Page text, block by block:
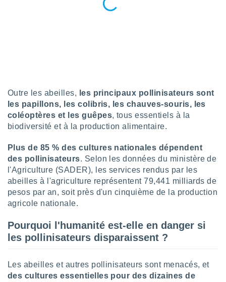
ou
vous
de la
non
des
notre
le
Outre les abeilles, les principaux pollinisateurs sont
les papillons, les colibris, les chauves-souris, les
coléoptères et les guêpes, tous essentiels à la
biodiversité et à la production alimentaire.
Plus de 85 % des cultures nationales dépendent
des pollinisateurs. Selon les données du ministère de
l'Agriculture (SADER), les services rendus par les
abeilles à l'agriculture représentent 79,441 milliards de
pesos par an, soit près d'un cinquième de la production
agricole nationale.
Pourquoi l'humanité est-elle en danger si
les pollinisateurs disparaissent ?
Les abeilles et autres pollinisateurs sont menacés, et
des cultures essentielles pour des dizaines de